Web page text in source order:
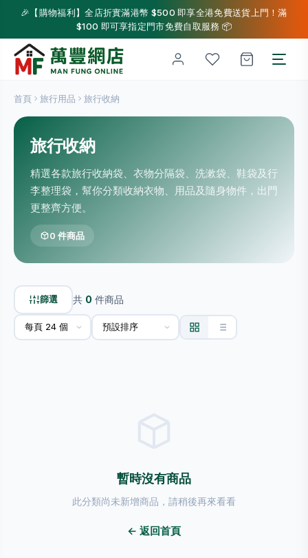
🎉【購物福利】全店折實滿港幣 $500 即享全港免費送貨上門！滿
$100 即可享指定門市免費自取服務 📦
首頁 旅行用品 旅行收納
旅行收納
精選各款旅行收納袋、衣物分隔袋、洗漱袋、鞋袋及行
李整理袋，幫你分類收納衣物、用品及隨身物件，出門
更整齊方便。
0 件商品
篩選 共 0 件商品
暫時沒有商品
此分類尚未新增商品，請稍後再來看看
← 返回首頁